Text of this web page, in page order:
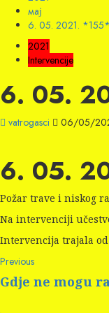
мај
6. 05. 2021. *155*
2021
Intervencije
6. 05.
vatrogasci 06/05/
6. 05.
Požar trave i niskog
Na intervenciji
Intervencija trajala od
Continue
Reading
PreviousPrevious
Gdje ne mogu